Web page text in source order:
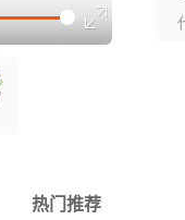
热门推荐